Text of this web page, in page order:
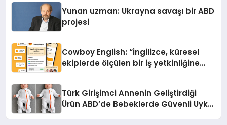
Yunan uzman: Ukrayna savaşı bir ABD
projesi
Cowboy English: “İngilizce, küresel
ekiplerde ölçülen bir iş yetkinliğine
Türk Girişimci Annenin Geliştirdiği
Ürün ABD’de Bebeklerde Güvenli Uyku